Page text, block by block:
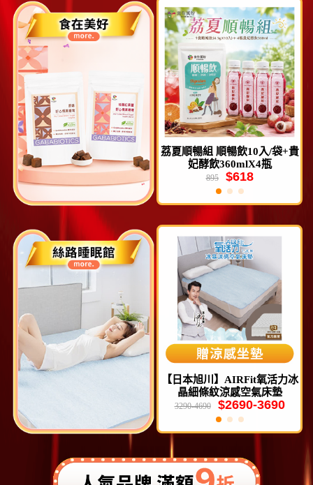
荔夏順暢組 順暢飲10入/袋+貴
妃酵飲360mlX4瓶
$618
薑薑好3袋組(黑糖塊15入、蘋
果紅棗薑黑糖6入、元氣飲10
入/袋)
797 $612
【日本旭川】AIRFit氧活力極
速入眠全方位守護枕
3980 $1880